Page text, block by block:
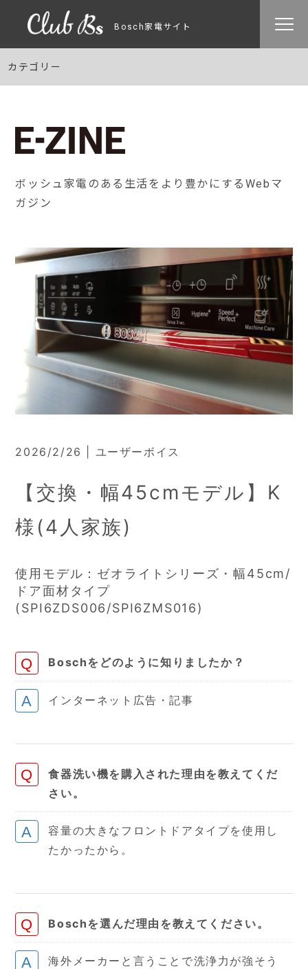
Bosch家電サイト
カテゴリー
ボッシュ家電のある生活をより豊かにするWebマ
ガジン
2026/2/26 | ユーザーボイス
【交換・幅45cmモデル】K
様(4人家族)
使用モデル：ゼオライトシリーズ・幅45cm/
ドア面材タイプ
(SPI6ZDS006/SPI6ZMS016)
Boschをどのように知りましたか？
インターネット広告・記事
食器洗い機を購入された理由を教えてくだ
さい。
容量の大きなフロントドアタイプを使用し
たかったから。
Boschを選んだ理由を教えてください。
海外メーカーと言うことで洗浄力が強そう